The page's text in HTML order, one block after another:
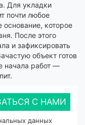
Для укладки
почти любое
основание, которое
После этого
и зафиксировать
объект готов
начала работ —
С НАМИ
данных